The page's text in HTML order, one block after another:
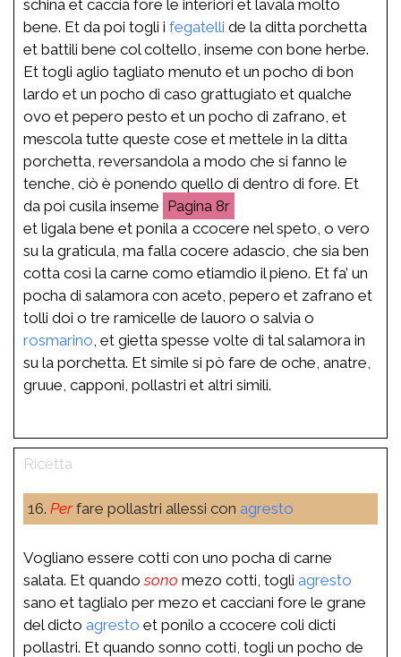
schina et caccia fore le interiori et lavala molto
bene. Et da poi togli i fegatelli de la ditta porchetta
et battili bene col coltello, inseme con bone herbe.
Et togli aglio tagliato menuto et un pocho di bon
lardo et un pocho di caso grattugiato et qualche
ovo et pepero pesto et un pocho di zafrano, et
mescola tutte queste cose et mettele in la ditta
porchetta, reversandola a modo che si fanno le
tenche, ciò è ponendo quello di dentro di fore. Et
da poi cusila inseme
8r
et ligala bene et ponila a ccocere nel speto, o vero
su la graticula, ma falla cocere adascio, che sia ben
cotta così la carne como etiamdio il pieno. Et fa’ un
pocha di salamora con aceto, pepero et zafrano et
tolli doi o tre ramicelle de lauoro o salvia o
rosmarino , et gietta spesse volte di tal salamora in
su la porchetta. Et simile si pò fare de oche, anatre,
gruue, capponi, pollastri et altri simili.
16. Perfare pollastri allessi con agresto
Vogliano essere cotti con uno pocha di carne
salata. Et quandosono mezo cotti, togli agresto
sano et taglialo per mezo et cacciani fore le grane
del dicto agresto et ponilo a ccocere coli dicti
pollastri. Et quando sonno cotti, togli un pocho de